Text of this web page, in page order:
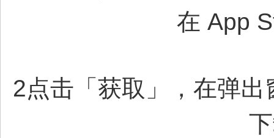
在 App
2点击「获取」，在弹